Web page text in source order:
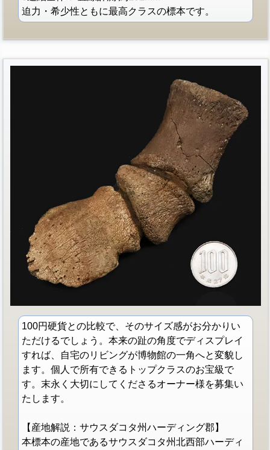
迫力・希少性ともに最高クラスの標本です。
100円硬貨との比較で、そのサイズ感がお分かりい
ただけるでしょう。本来の趾の角度でディスプレイ
すれば、自宅のリビングが博物館の一角へと変貌し
ます。個人で所有できるトップクラスのお宝級で
す。末永く大切にしてくださるオーナー様を募集い
たします。
【産地解説：サウスダコタ州ハーディング郡】
本標本の産地であるサウスダコタ州北西部ハーディ